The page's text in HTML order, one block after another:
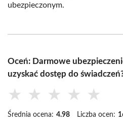
ubezpieczonym.
Oceń: Darmowe
uzyskać dostęp do
★ ★ ★ ★ ★
Średnia ocena: 4.98 Liczba ocen: